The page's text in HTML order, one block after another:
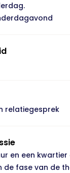
relatiegesprek
en een
de fase van de